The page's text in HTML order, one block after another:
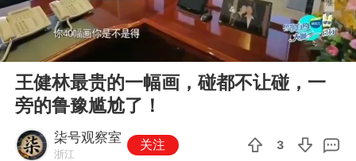
00:00 09:03
王健林最贵的一幅画，碰都不让碰，一
旁的鲁豫尴尬了！
柒号观察室
浙江
关注 3